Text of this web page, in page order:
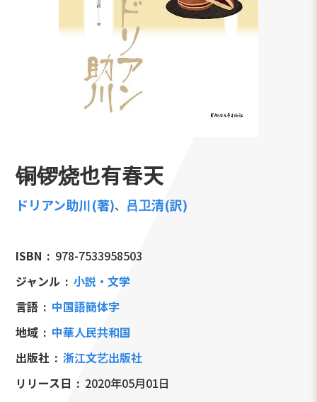
铜锣烧也有春天
ドリアン助川(著)、 吕卫清(訳)
ISBN
978-7533958503
ジャンル
小説・文学
言語
中国語簡体字
地域
中華人民共和国
出版社
浙江文艺出版社
リリース日
2020年05月01日